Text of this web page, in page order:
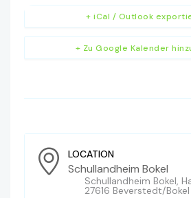
+ Zu Google Kalender
+ iCal / Outlook
LOCATION
Schullandheim Bokel
Schullandheim Bokel,
27616 Beverstedt/Bokel